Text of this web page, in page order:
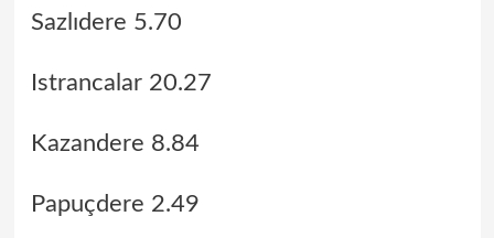
Sazlıdere 5.70
Istrancalar 20.27
Kazandere 8.84
Papuçdere 2.49